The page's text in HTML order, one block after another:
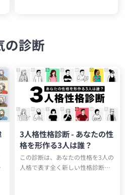
の診断
3人格性格診断 - あなたの性
格を形作る3人は誰？
この診断は、あなたの性格を3人の
人格で表す全く新しい性格診断テ